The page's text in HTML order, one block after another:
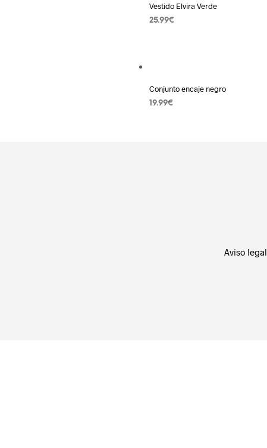
Vestido Elvira Verde
25.99€
Conjunto encaje negro
19.99€
Aviso legal